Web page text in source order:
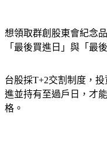
想領取群創股東會紀念
台股採T+2交割制度，投
進並持有至過戶日，才